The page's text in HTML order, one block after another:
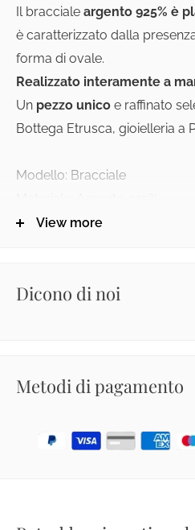
Il bracciale argento 925% è
è caratterizzato dalla
forma di ovale.
Realizzato interamente a
Un pezzo unico e raffinato
Bottega Etrusca, gioielleria a
Modello: Bracciale
Chiusura: Moschettone
View more
Dicono di noi
Metodi di pagamento